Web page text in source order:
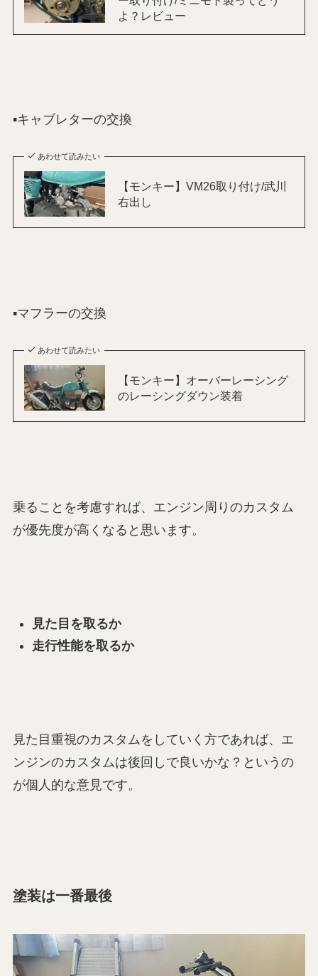
よ？レビュー
▪️キャブレターの交換
あわせて読みたい
【モンキー】VM26取り付け/武川
右出し
▪️マフラーの交換
あわせて読みたい
【モンキー】オーバーレーシング
のレーシングダウン装着
乗ることを考慮すれば、エンジン周りのカスタム
が優先度が高くなると思います。
見た目を取るか
走行性能を取るか
見た目重視のカスタムをしていく方であれば、エ
ンジンのカスタムは後回しで良いかな？というの
が個人的な意見です。
塗装は一番最後